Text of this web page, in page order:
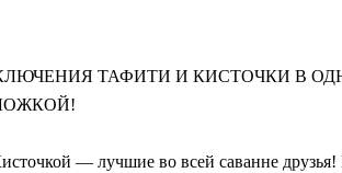
ТАФИТИ И КИСТОЧКИ В
— лучшие во всей саванне